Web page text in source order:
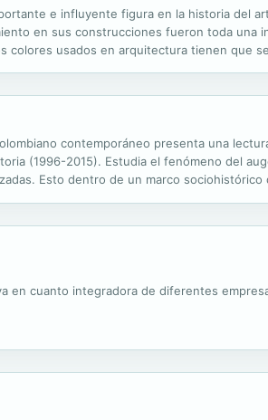
e influyente figura en la historia del
en sus construcciones fueron toda una
colores usados en arquitectura tienen que
contemporáneo presenta una
(1996-2015). Estudia el fenómeno del
Esto dentro de un marco
en cuanto integradora de diferentes